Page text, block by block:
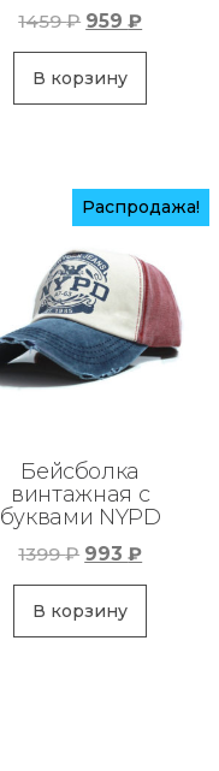
1459₽
цена
составляла
1459 ₽.
959₽
цена:
В корзину
Распродажа!
Бейсболка
винтажная с
буквами NYPD
1399₽
цена
составляла
1399 ₽.
993₽
цена:
В корзину